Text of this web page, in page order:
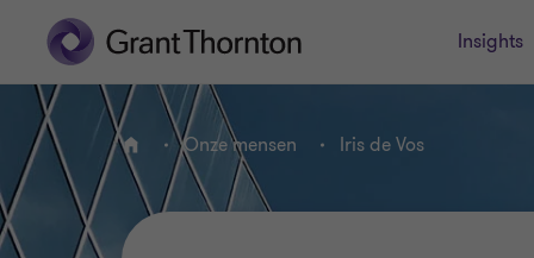
Insights
HOME Onze mensen Iris de Vos